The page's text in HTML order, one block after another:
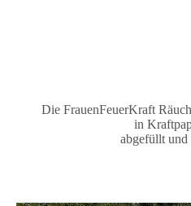
Die FrauenFeuerKraft
in
abgefüllt und